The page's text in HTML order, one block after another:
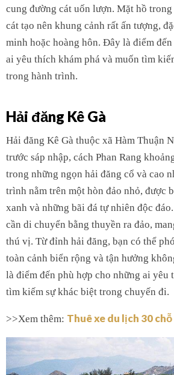
cung đường cát uốn lượn. Mặt hồ
cát tạo nên khung cảnh rất ấn tượng,
minh hoặc hoàng hôn. Đây là điểm
ai yêu thích khám phá và muốn tìm
trong hành trình.
Hải đăng Kê Gà
Hải đăng Kê Gà thuộc xã Hàm Thuận
trước sáp nhập, cách Phan Rang
trong những ngọn hải đăng cổ và cao
trình nằm trên một hòn đảo nhỏ, được
xanh và những bãi đá tự nhiên độc
cần di chuyển bằng thuyền ra đảo,
thú vị. Từ đỉnh hải đăng, bạn có thể
toàn cảnh biển rộng và tận hưởng
là điểm đến phù hợp cho những ai yêu
tìm kiếm sự khác biệt trong chuyến đi.
>>Xem thêm: Thuê xe du lịch 30